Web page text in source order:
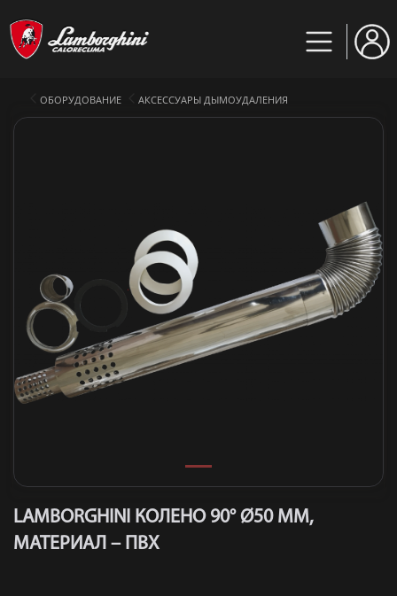
ОБОРУДОВАНИЕ АКСЕССУАРЫ ДЫМОУДАЛЕНИЯ
LAMBORGHINI КОЛЕНО 90° Ø50 ММ,
МАТЕРИАЛ – ПВХ